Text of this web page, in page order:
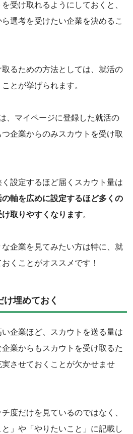
受け取れるようにしておくと、
選考を受けたい企業を決めるこ
るための方法としては、就活の
とが挙げられます。
、マイページに登録した就活の
企業からのみスカウトを受け取
設定するほど届くスカウト量は
の軸を広めに設定するほど多くの
取りやすくなります。
企業を見てみたい方は特に、就
くことがオススメです！
埋めておく
企業ほど、スカウトを送る量は
業からもスカウトを受け取るた
させておくことが欠かせませ
度だけを見ているのではなく、
と」や「やりたいこと」に記載し